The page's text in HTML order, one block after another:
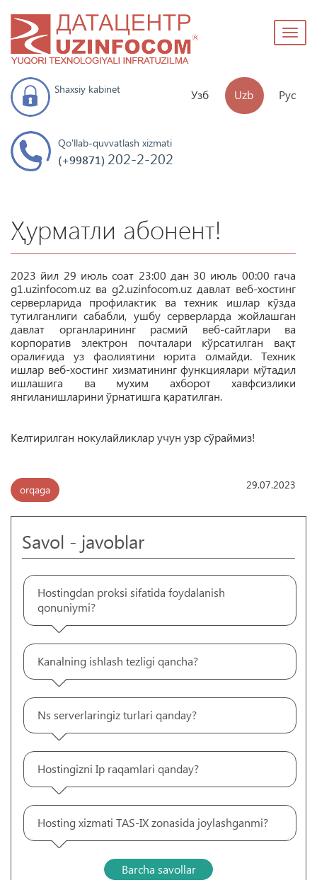
Узб Uzb Рус
Shaxsiy kabinet
Qo'llab-quvvatlash xizmati
(+99871) 202-2-202
Ҳурматли абонент!
2023 йил 29 июль соат 23:00 дан 30 июль 00:00 гача
g1.uzinfocom.uz ва g2.uzinfocom.uz давлат веб-хостинг
серверларида профилактик ва техник ишлар кўзда
тутилганлиги сабабли, ушбу серверларда жойлашган
давлат органларининг расмий веб-сайтлари ва
корпоратив электрон почталари кўрсатилган вақт
оралиғида уз фаолиятини юрита олмайди. Техник
ишлар веб-хостинг хизматининг функциялари мўтадил
ишлашига ва мухим ахборот хавфсизлики
янгиланишларини ўрнатишга қаратилган.
Келтирилган нокулайликлар учун узр сўраймиз!
orqaga 29.07.2023
Savol - javoblar
Hostingdan proksi sifatida foydalanish
qonuniymi?
Kanalning ishlash tezligi qancha?
Ns serverlaringiz turlari qanday?
Hostingizni Ip raqamlari qanday?
Hosting xizmati TAS-IX zonasida joylashganmi?
Barcha savollar